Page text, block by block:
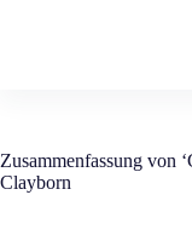
Zusammenfassung von
Clayborn